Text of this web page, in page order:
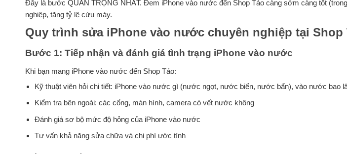
Đây là bước QUAN TRỌNG NHẤT. Đem iPhone vào nước đến Shop Táo càng sớm càng tốt
nghiệp, tăng tỷ lệ cứu máy.
Quy trình sửa iPhone vào nước chuyên nghiệp tại Shop
Bước 1: Tiếp nhận và đánh giá tình trạng iPhone vào nước
Khi bạn mang iPhone vào nước đến Shop Táo:
Kỹ thuật viên hỏi chi tiết: iPhone vào nước gì (nước ngọt, nước biển, nước bẩn), vào nước bao
Kiểm tra bên ngoài: các cổng, màn hình, camera có vết nước không
Đánh giá sơ bộ mức độ hỏng của iPhone vào nước
Tư vấn khả năng sửa chữa và chi phí ước tính